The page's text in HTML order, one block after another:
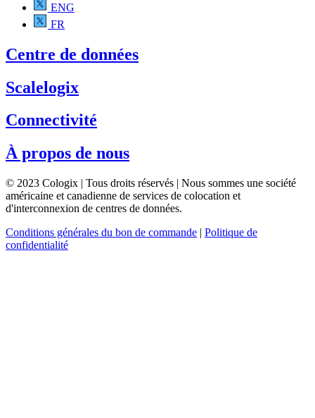
ENG
FR
Centre de données
Scalelogix
Connectivité
À propos de nous
© 2023 Cologix | Tous droits réservés | Nous sommes une société
américaine et canadienne de services de colocation et
d'interconnexion de centres de données.
Conditions générales du bon de commande | Politique de
confidentialité